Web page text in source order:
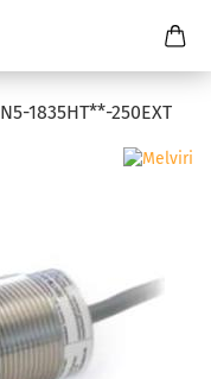
1835HT**-250EXT